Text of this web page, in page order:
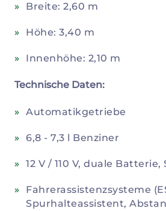
Breite: 2,60 m
Höhe: 3,40 m
Innenhöhe: 2,10 m
Technische Daten:
Automatikgetriebe
6,8 - 7,3 l Benziner
12 V / 110 V, duale
Fahrerassistenzsysteme
Spurhalteassistent,